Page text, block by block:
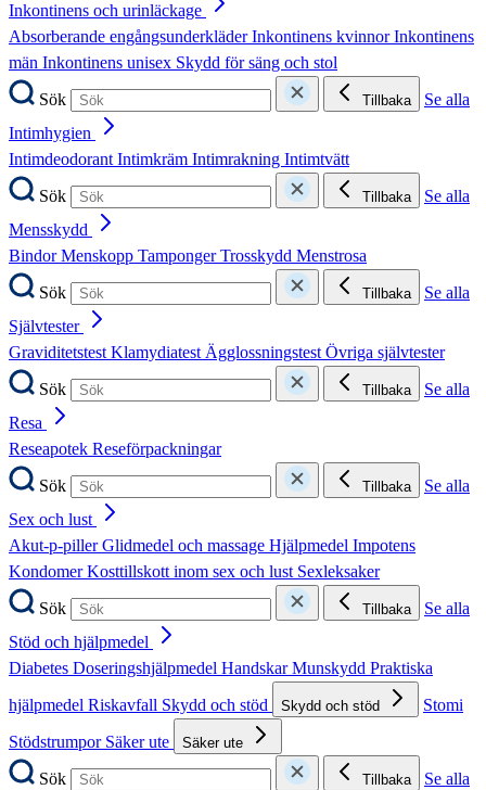
Inkontinens och urinläckage
Absorberande engångsunderkläderInkontinens kvinnorInkontinens
män Inkontinens unisex Skydd för säng och stol
Sök
Tillbaka
Se alla
Intimhygien
IntimdeodorantIntimkräm Intimrakning Intimtvätt
Sök
Tillbaka
Se alla
Mensskydd
BindorMenskopp TampongerTrosskydd Menstrosa
Sök
Tillbaka
Se alla
Självtester
GraviditetstestKlamydiatestÄgglossningstestÖvriga självtester
Sök
Tillbaka
Se alla
Resa
Reseapotek Reseförpackningar
Sök
Tillbaka
Se alla
Sex och lust
Akut-p-pillerGlidmedel och massage Hjälpmedel Impotens
KondomerKosttillskott inom sex och lust Sexleksaker
Sök
Tillbaka
Se alla
Stöd och hjälpmedel
Diabetes Doseringshjälpmedel HandskarMunskydd Praktiska
hjälpmedel Riskavfall Skydd och stöd Skydd och stöd
Stomi
Stödstrumpor Säker ute Säker ute
Sök Tillbaka
Se alla